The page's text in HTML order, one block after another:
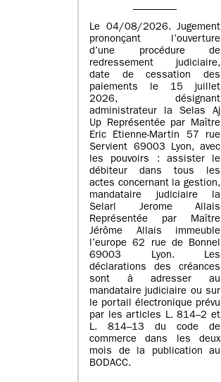
Le 04/08/2026. Jugement
prononçant l’ouverture
d’une procédure de
redressement judiciaire,
date de cessation des
paiements le 15 juillet
2026, désignant
administrateur la Selas Aj
Up Représentée par Maître
Eric Etienne-Martin 57 rue
Servient 69003 Lyon, avec
les pouvoirs : assister le
débiteur dans tous les
actes concernant la gestion,
mandataire judiciaire la
Selarl Jerome Allais
Représentée par Maître
Jérôme Allais immeuble
l’europe 62 rue de Bonnel
69003 Lyon. Les
déclarations des créances
sont à adresser au
mandataire judiciaire ou sur
le portail électronique prévu
par les articles L. 814–2 et
L. 814–13 du code de
commerce dans les deux
mois de la publication au
BODACC.